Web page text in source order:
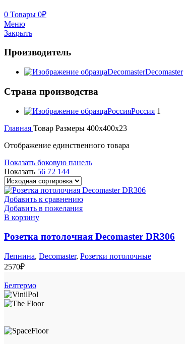
0 Товары 0₽
Меню
Закрыть
Производитель
DecomasterDecomaster
Страна производства
РоссияРоссия 1
Главная Товар Размеры 400x400x23
Отображение единственного товара
Показать боковую панель
Показать 56 72 144
Добавить к сравнению
Добавить в пожелания
В корзину
Розетка потолочная Decomaster DR306
Лепнина, Decomaster, Розетки потолочные
2570₽
Белтермо